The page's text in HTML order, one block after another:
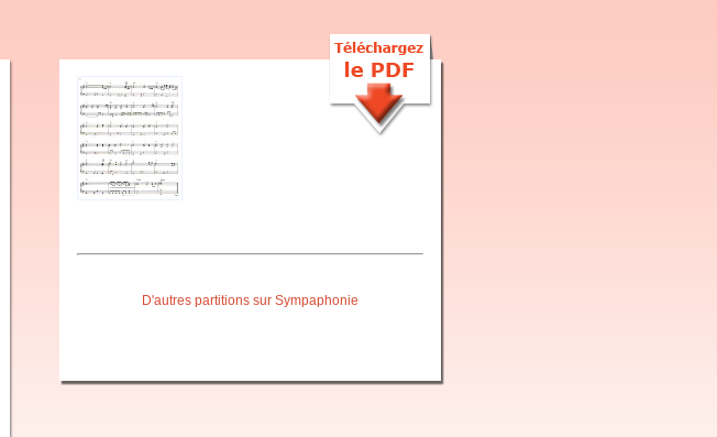
D'autres partitions sur Sympaphonie